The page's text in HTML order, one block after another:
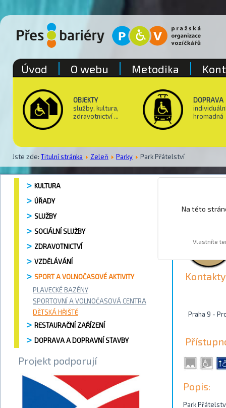
OBJEKTY
služby, kultura,
zdravotnictví ...
DOPRAVA
hromadná
Jste zde: Titulní stránka Zeleň Parky Park Přátelství
Úvod O webu Metodika
KULTURA
ÚŘADY
SLUŽBY
SOCIÁLNÍ SLUŽBY
ZDRAVOTNICTVÍ
VZDĚLÁVÁNÍ
SPORT A VOLNOČASOVÉ AKTIVITY
PLAVECKÉ BAZÉNY
SPORTOVNÍ A VOLNOČASOVÁ CENTRA
DĚTSKÁ HŘIŠTĚ
RESTAURAČNÍ ZAŘÍZENÍ
DOPRAVA A DOPRAVNÍ STAVBY
Projekt podporují
Park
Kontakty
Praha 9 -
Popis:
Park
Na této
Vlastníte